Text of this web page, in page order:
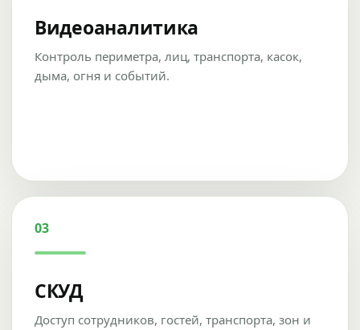
Видеоаналитика
Контроль периметра, лиц, транспорта, касок,
дыма, огня и событий.
03
СКУД
Доступ сотрудников, гостей, транспорта, зон и